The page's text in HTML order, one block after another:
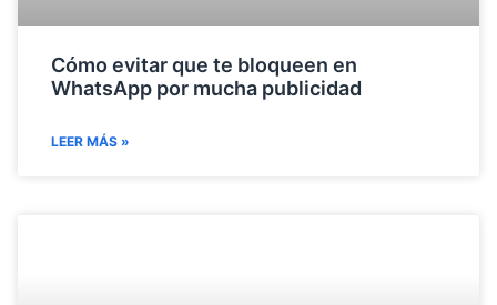
Cómo evitar que te bloqueen en
WhatsApp por mucha publicidad
LEER MÁS »